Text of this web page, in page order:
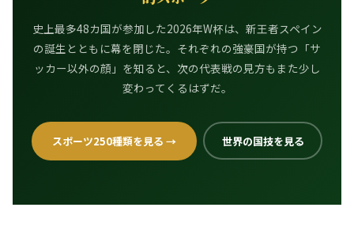
史上最多48カ国が参加した2026年W杯は、新王者スペイン
の誕生とともに幕を閉じた。それぞれの強豪国が持つ「サ
ッカー以外の顔」を知ると、次の代表戦の見方もまた少し
変わってくるはずだ。
スポーツ250種類を見る → 世界の国技を見る